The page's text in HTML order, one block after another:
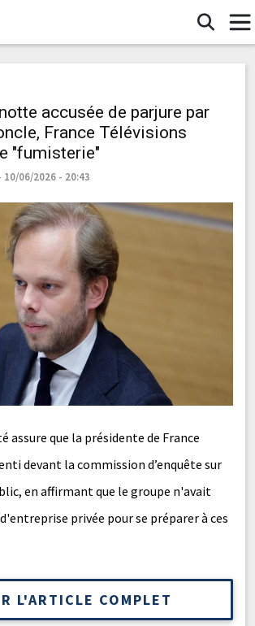
accusée de parjure par
France Télévisions
"fumisterie"
06/2026 - 20:43
assure que la présidente de France
devant la commission d’enquête sur
en affirmant que le groupe n'avait
privée pour se préparer à ces
L'ARTICLE COMPLET